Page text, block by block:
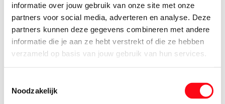
informatie over jouw gebruik van onze site met onze
partners voor social media, adverteren en analyse. Deze
partners kunnen deze gegevens combineren met andere
informatie die je aan ze hebt verstrekt of die ze hebben
verzameld op basis van jouw gebruik van hun services.
Noodzakelijk